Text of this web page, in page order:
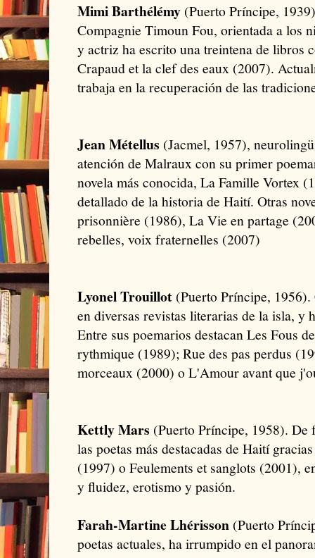
Mimi Barthélémy (Puerto Príncipe,
Compagnie Timoun Fou, orientada a los
y actriz ha escrito una treintena de libros
Crapaud et la clef des eaux (2007).
trabaja en la recuperación de las
Jean Métellus (Jacmel, 1957),
atención de Malraux con su primer
novela más conocida, La Famille Vortex
detallado de la historia de Haití. Otras
prisonnière (1986), La Vie en partage
rebelles, voix fraternelles (2007)
Lyonel Trouillot (Puerto Príncipe,
en diversas revistas literarias de la isla, y
Entre sus poemarios destacan Les Fous
rythmique (1989); Rue des pas perdus
morceaux (2000) o L'Amour avant que
Kettly Mars (Puerto Príncipe, 1958). De
las poetas más destacadas de Haití
(1997) o Feulements et sanglots (2001),
y fluidez, erotismo y pasión.
Farah-Martine Lhérisson (Puerto
poetas actuales, ha irrumpido en el